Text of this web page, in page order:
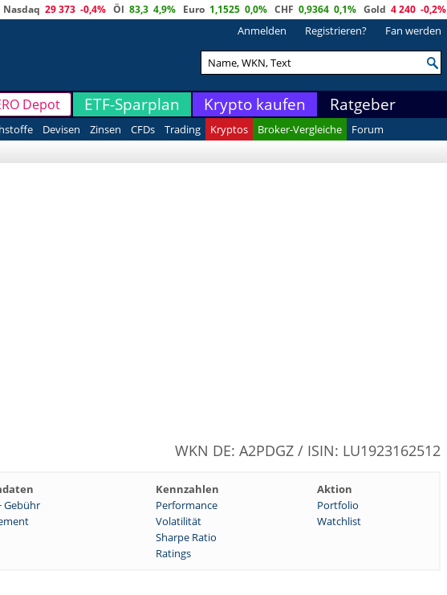
Nasdaq 29 373 -0,4% Öl 83,3 4,9% Euro 1,1525 0,0% CHF 0,9364 0,1% Gold 4 240 -0,2%
Anmelden Registrieren? Fan werden
Depot ETF-Sparplan Krypto kaufen Ratgeber
Devisen Zinsen CFDs Trading Kryptos Broker-Vergleiche
Forum
WKN DE: A2PDGZ / ISIN: LU1923162512
Kennzahlen
Aktion
Gebühr Performance
Portfolio
Volatilität
Watchlist
Sharpe Ratio
Ratings